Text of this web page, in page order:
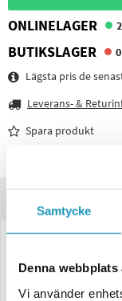
Samtycke
Denna
Vi använder
ONLINELAGER
2
BUTIKSLAGER 0
Lägsta pris de
Leverans- &
Spara produkt
Bultcirkel 5x100 mm
Knott 6A2145